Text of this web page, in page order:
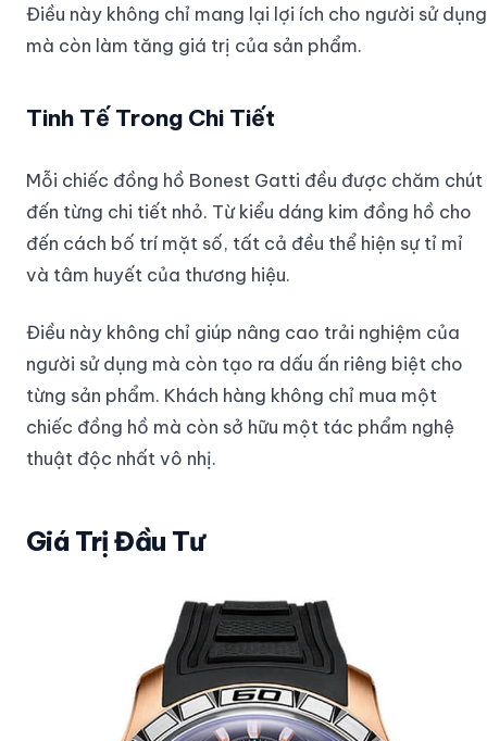
Điều này không chỉ mang lại lợi ích cho người sử dụng
mà còn làm tăng giá trị của sản phẩm.
Tinh Tế Trong Chi Tiết
Mỗi chiếc đồng hồ Bonest Gatti đều được chăm chút
đến từng chi tiết nhỏ. Từ kiểu dáng kim đồng hồ cho
đến cách bố trí mặt số, tất cả đều thể hiện sự tỉ mỉ
và tâm huyết của thương hiệu.
Điều này không chỉ giúp nâng cao trải nghiệm của
người sử dụng mà còn tạo ra dấu ấn riêng biệt cho
từng sản phẩm. Khách hàng không chỉ mua một
chiếc đồng hồ mà còn sở hữu một tác phẩm nghệ
thuật độc nhất vô nhị.
Giá Trị Đầu Tư